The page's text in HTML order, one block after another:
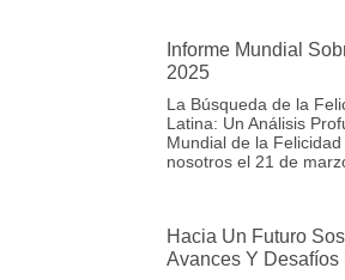
Informe Mundial
2025
La Búsqueda de la
Latina: Un Análisis
Mundial de la
nosotros el 21 de
Hacia Un Futuro
Avances Y Desafíos